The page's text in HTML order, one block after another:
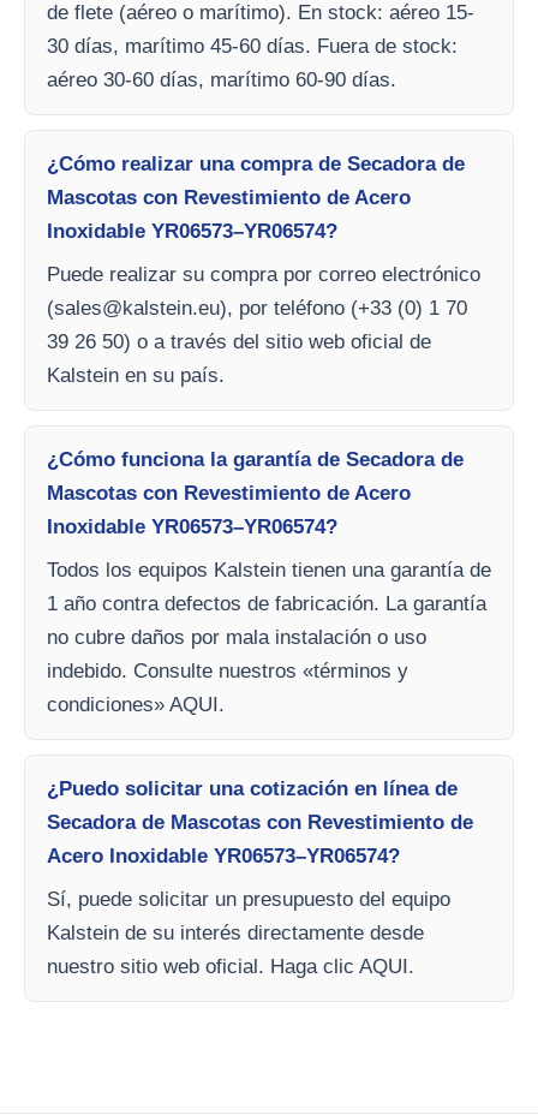
de flete (aéreo o marítimo). En stock: aéreo 15-
30 días, marítimo 45-60 días. Fuera de stock:
aéreo 30-60 días, marítimo 60-90 días.
¿Cómo realizar una compra de Secadora de
Mascotas con Revestimiento de Acero
Inoxidable YR06573–YR06574?
Puede realizar su compra por correo electrónico
(sales@kalstein.eu), por teléfono (+33 (0) 1 70
39 26 50) o a través del sitio web oficial de
Kalstein en su país.
¿Cómo funciona la garantía de Secadora de
Mascotas con Revestimiento de Acero
Inoxidable YR06573–YR06574?
Todos los equipos Kalstein tienen una garantía de
1 año contra defectos de fabricación. La garantía
no cubre daños por mala instalación o uso
indebido. Consulte nuestros «términos y
condiciones» AQUI.
¿Puedo solicitar una cotización en línea de
Secadora de Mascotas con Revestimiento de
Acero Inoxidable YR06573–YR06574?
Sí, puede solicitar un presupuesto del equipo
Kalstein de su interés directamente desde
nuestro sitio web oficial. Haga clic AQUI.